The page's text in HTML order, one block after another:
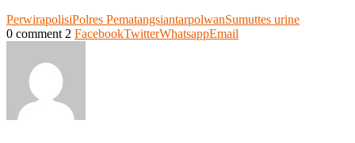
PerwirapolisiPolres PematangsiantarpolwanSumuttes urine
0 comment 2 FacebookTwitterWhatsappEmail